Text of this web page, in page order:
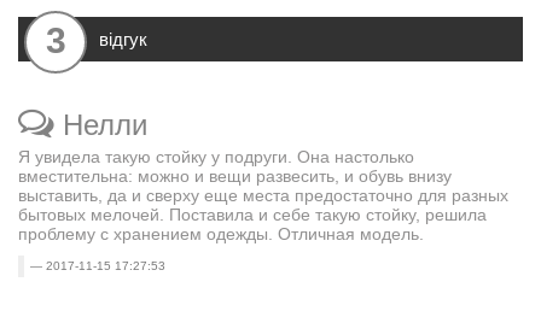
3 відгук
Нелли
Я увидела такую стойку у подруги. Она настолько
вместительна: можно и вещи развесить, и обувь внизу
выставить, да и сверху еще места предостаточно для разных
бытовых мелочей. Поставила и себе такую стойку, решила
проблему с хранением одежды. Отличная модель.
2017-11-15 17:27:53